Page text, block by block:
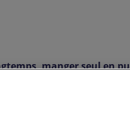
manger seul en
vite, on évitait
la scène est